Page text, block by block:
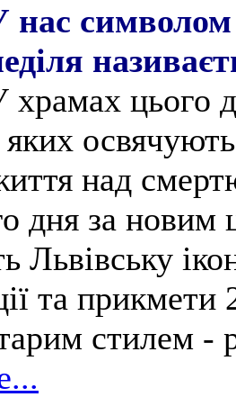
нас символом
храмах цього
над
дня за новим
Львівську
та прикмети
стилем -